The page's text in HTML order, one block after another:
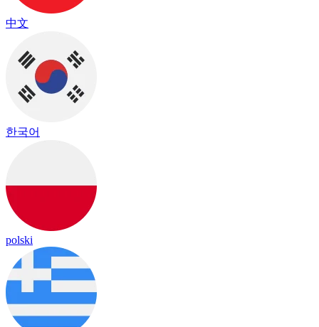
中文
한국어
polski